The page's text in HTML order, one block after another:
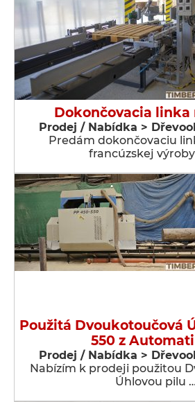
Dokončovacia linka
Prodej / Nabídka >
Predám dokončovaciu
francúzskej
Použitá Dvoukotoučová
550 z
Prodej / Nabídka >
Nabízím k prodeji použitou
Úhlovou pilu